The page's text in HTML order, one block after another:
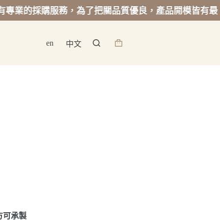
服務，為了把關品質優良，產品開模皆有最低起訂量
en 中文
詢
可承製